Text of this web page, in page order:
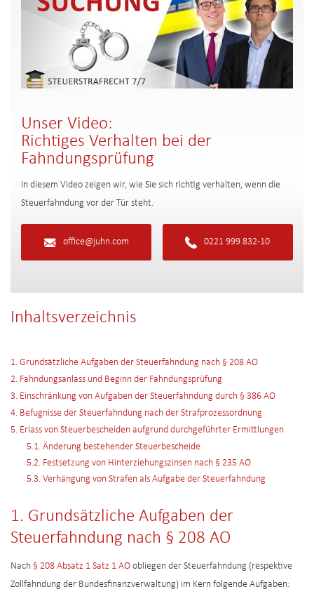
Unser Video:
Richtiges Verhalten bei der
Fahndungsprüfung
In diesem Video zeigen wir, wie Sie sich richtig verhalten, wenn die
Steuerfahndung vor der Tür steht.
office@juhn.com 0221 999 832-10
Inhaltsverzeichnis
1. Grundsätzliche Aufgaben der Steuerfahndung nach § 208 AO
2. Fahndungsanlass und Beginn der Fahndungsprüfung
3. Einschränkung von Aufgaben der Steuerfahndung durch § 386 AO
4. Befugnisse der Steuerfahndung nach der Strafprozessordnung
5. Erlass von Steuerbescheiden aufgrund durchgeführter Ermittlungen
5.1. Änderung bestehender Steuerbescheide
5.2. Festsetzung von Hinterziehungszinsen nach § 235 AO
5.3. Verhängung von Strafen als Aufgabe der Steuerfahndung
1. Grundsätzliche Aufgaben der
Steuerfahndung nach § 208 AO
Nach § 208 Absatz 1 Satz 1 AO obliegen der Steuerfahndung (respektive
Zollfahndung der Bundesfinanzverwaltung) im Kern folgende Aufgaben: